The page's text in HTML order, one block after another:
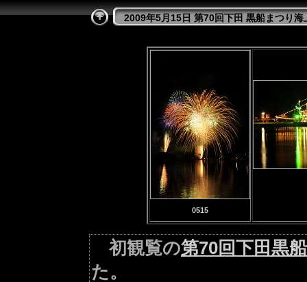
2009年5月15日 第70回下田 黒船まつり海
0515
初観覧の第70回下田黒
た。